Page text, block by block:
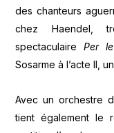
des chanteurs
chez Haendel,
spectaculairePer
Sosarme à l’acte II,
Avec un orchestre
tient également le